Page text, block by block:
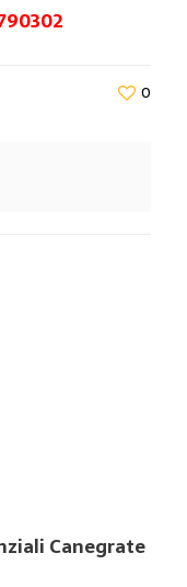
0
Canegrate